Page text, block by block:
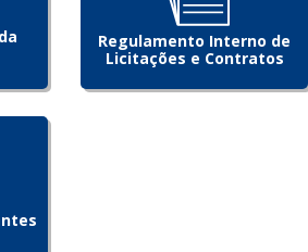
Regulamento Interno de
Licitações e Contratos